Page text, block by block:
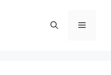
Меню